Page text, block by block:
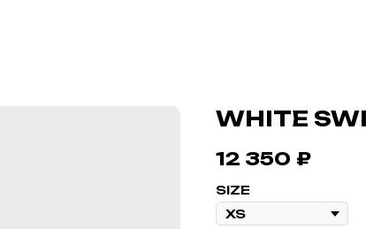
WHITE
12 350 ₽
SIZE